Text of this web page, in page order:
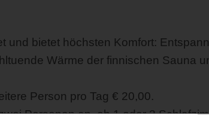
und bietet höchsten Komfort:
Wärme der finnischen Sauna
Person pro Tag € 20,00.
Personen an, ob 1 oder 2